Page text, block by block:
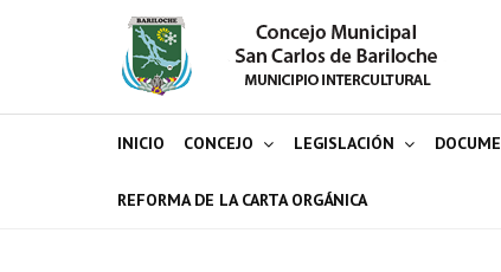
INICIO CONCEJO LEGISLACIÓN
REFORMA DE LA CARTA ORGÁNICA